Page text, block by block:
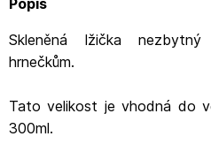
Popis
Skleněná lžička
hrnečkům.
Tato velikost je vhodná do
300ml.